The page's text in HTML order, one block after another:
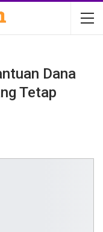
Dana
Tetap